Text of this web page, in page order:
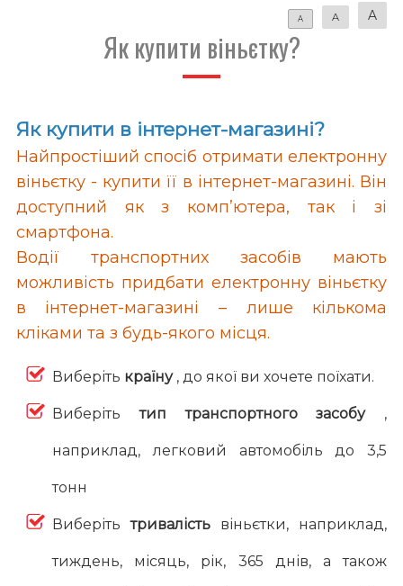
A A A
Як купити віньєтку?
Як купити в інтернет-магазині?
Найпростіший спосіб отримати електронну
віньєтку - купити її в інтернет-магазині. Він
доступний як з комп’ютера, так і зі
смартфона.
Водії транспортних засобів мають
можливість придбати електронну віньєтку
в інтернет-магазині – лише кількома
кліками та з будь-якого місця.
Виберіть країну , до якої ви хочете поїхати.
Виберітьтип транспортного засобу ,
наприклад, легковий автомобіль до 3,5
тонн
Виберітьтривалість віньєтки, наприклад,
тиждень, місяць, рік, 365 днів, а також